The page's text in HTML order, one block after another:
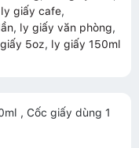
ly giấy cafe,
, ly giấy văn phòng,
5oz, ly giấy 150ml
, Cốc giấy dùng 1